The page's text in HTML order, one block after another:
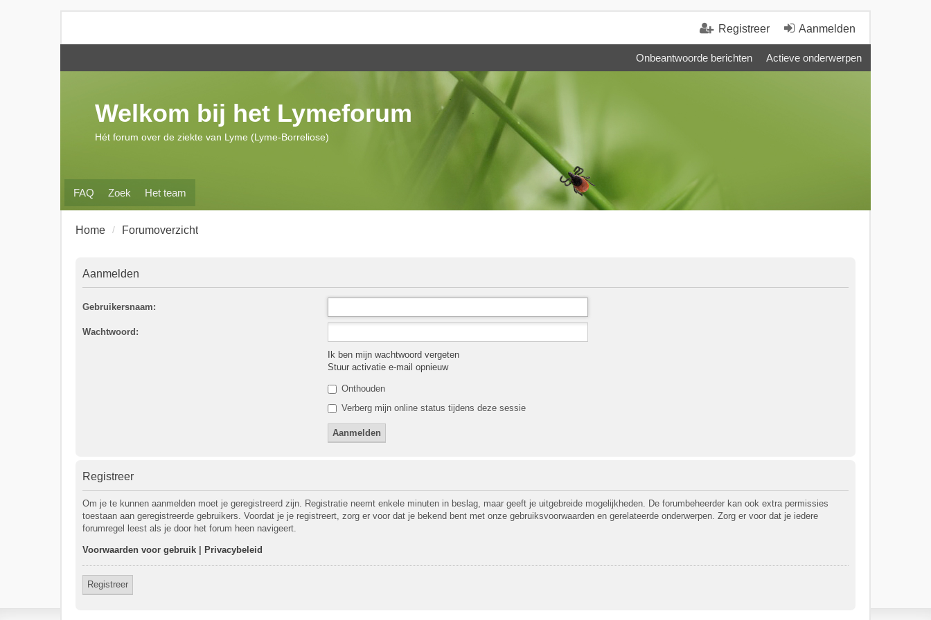
Aanmelden
Registreer
Onbeantwoorde berichten Actieve onderwerpen
FAQ Zoek Het team
Welkom bij het Lymeforum
Hét forum over de ziekte van Lyme (Lyme-Borreliose)
Home Forumoverzicht
Aanmelden
Gebruikersnaam:
Wachtwoord:
Ik ben mijn wachtwoord vergeten
Stuur activatie e-mail opnieuw
Onthouden
Verberg mijn online status tijdens deze sessie
Registreer
Om je te kunnen aanmelden moet je geregistreerd zijn. Registratie neemt enkele minuten in beslag, maar geeft je uitgebreide mogelijkheden. De forumbeheerder kan ook extra permissies
toestaan aan geregistreerde gebruikers. Voordat je je registreert, zorg er voor dat je bekend bent met onze gebruiksvoorwaarden en gerelateerde onderwerpen. Zorg er voor dat je iedere
forumregel leest als je door het forum heen navigeert.
Voorwaarden voor gebruik Privacybeleid
Registreer